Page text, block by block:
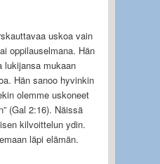
uskoa vain
oppilauselmana. Hän
lukijansa mukaan
Hän sanoo hyvinkin
olemme uskoneet
(Gal 2:16). Näissä
kilvoittelun ydin.
läpi elämän.